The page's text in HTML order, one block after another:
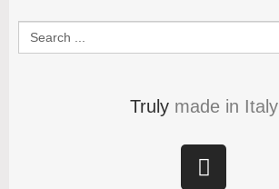
Search
for:
Truly made in Italy